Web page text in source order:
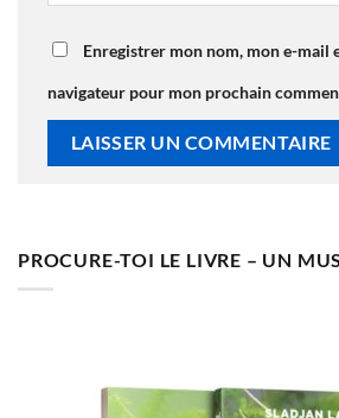
Enregistrer mon nom, mon e-mail
navigateur pour mon prochain
PROCURE-TOI LE LIVRE – UN